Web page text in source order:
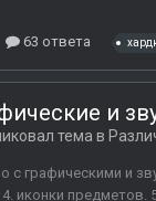
63 ответа
и
тема в
с графическими и
иконки предметов.